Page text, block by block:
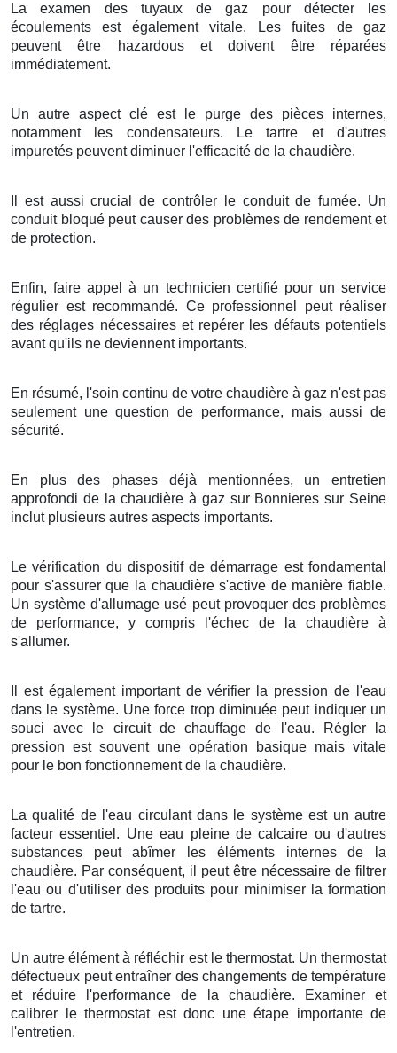
La examen des tuyaux de gaz pour détecter les
écoulements est également vitale. Les fuites de gaz
peuvent être hazardous et doivent être réparées
immédiatement.
Un autre aspect clé est le purge des pièces internes,
notamment les condensateurs. Le tartre et d'autres
impuretés peuvent diminuer l'efficacité de la chaudière.
Il est aussi crucial de contrôler le conduit de fumée. Un
conduit bloqué peut causer des problèmes de rendement et
de protection.
Enfin, faire appel à un technicien certifié pour un service
régulier est recommandé. Ce professionnel peut réaliser
des réglages nécessaires et repérer les défauts potentiels
avant qu'ils ne deviennent importants.
En résumé, l'soin continu de votre chaudière à gaz n'est pas
seulement une question de performance, mais aussi de
sécurité.
En plus des phases déjà mentionnées, un entretien
approfondi de la chaudière à gaz sur Bonnieres sur Seine
inclut plusieurs autres aspects importants.
Le vérification du dispositif de démarrage est fondamental
pour s'assurer que la chaudière s'active de manière fiable.
Un système d'allumage usé peut provoquer des problèmes
de performance, y compris l'échec de la chaudière à
s'allumer.
Il est également important de vérifier la pression de l'eau
dans le système. Une force trop diminuée peut indiquer un
souci avec le circuit de chauffage de l'eau. Régler la
pression est souvent une opération basique mais vitale
pour le bon fonctionnement de la chaudière.
La qualité de l'eau circulant dans le système est un autre
facteur essentiel. Une eau pleine de calcaire ou d'autres
substances peut abîmer les éléments internes de la
chaudière. Par conséquent, il peut être nécessaire de filtrer
l'eau ou d'utiliser des produits pour minimiser la formation
de tartre.
Un autre élément à réfléchir est le thermostat. Un thermostat
défectueux peut entraîner des changements de température
et réduire l'performance de la chaudière. Examiner et
calibrer le thermostat est donc une étape importante de
l'entretien.